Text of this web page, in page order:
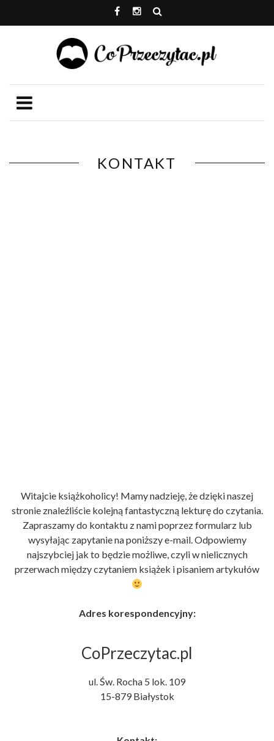
KONTAKT
Witajcie książkoholicy! Mamy nadzieję, że dzięki naszej
stronie znaleźliście kolejną fantastyczną lekturę do czytania.
Zapraszamy do kontaktu z nami poprzez formularz lub
wysyłając zapytanie na poniższy e-mail. Odpowiemy
najszybciej jak to będzie możliwe, czyli w nielicznych
przerwach między czytaniem książek i pisaniem artykułów
Adres korespondencyjny:
CoPrzeczytac.pl
ul. Św. Rocha 5 lok. 109
15-879 Białystok